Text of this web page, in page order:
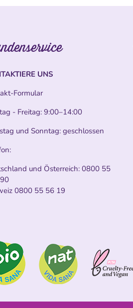
UNS
Formular
- Freitag: 9:00–14:00
und Sonntag: geschlossen
und Österreich:0800 55
0800 55 56 19